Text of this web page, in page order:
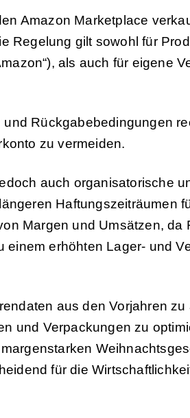
Amazon Marketplace
Regelung gilt sowohl für
als auch für eigene
Rückgabebedingungen
zu vermeiden.
auch organisatorische
Haftungszeiträumen
Margen und Umsätzen, da
erhöhten Lager- und
aus den Vorjahren zu
und Verpackungen zu
für die